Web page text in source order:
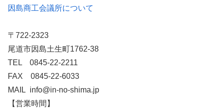
因島商工会議所について
〒722-2323
尾道市因島土生町1762-38
TEL 0845-22-2211
FAX 0845-22-6033
MAIL info@in-no-shima.jp
【営業時間】